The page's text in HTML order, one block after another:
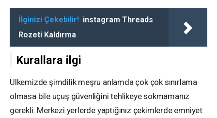
İlginizi Çekebilir! instagram Threads
Rozeti Kaldırma
Kurallara ilgi
Ülkemizde şimdilik meşru anlamda çok çok sınırlama
olmasa bile uçuş güvenliğini tehlikeye sokmamanız
gerekli. Merkezi yerlerde yaptığınız çekimlerde emniyet